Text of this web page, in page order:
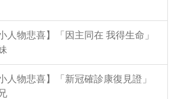
人物悲喜】「因主同在 我得生命」
人物悲喜】「新冠確診康復見證」